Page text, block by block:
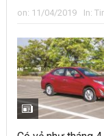
on: 11/04/2019 In: